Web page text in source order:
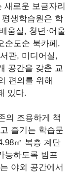
새로운 보금자리
생학습원은 학
움실, 청년·어울
순도순 북카페,
관, 미디어실,
공간을 갖춘 교
편의를 위해
있다.
의 조용하게 책
즐기는 학습문
㎡ 복층 계단
능하도록 빔프
야외 공간에서